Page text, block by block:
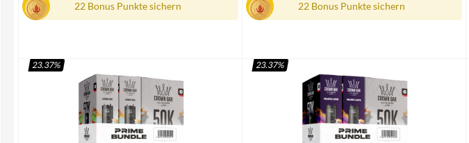
22 Bonus Punkte sichern
In den Warenkorb
22 Bonus Punkte sichern
In den Warenkorb
23.37% 23.37%